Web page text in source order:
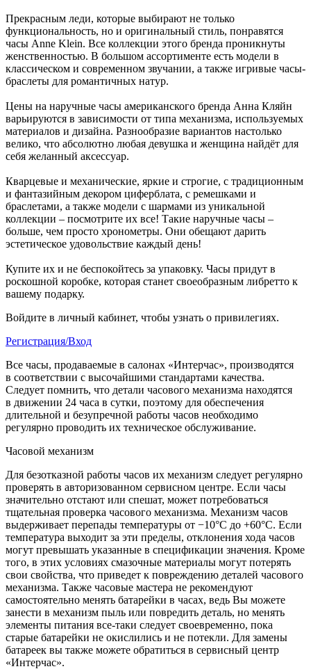
Прекрасным леди, которые выбирают не только
функциональность, но и оригинальный стиль, понравятся
часы Anne Klein. Все коллекции этого бренда проникнуты
женственностью. В большом ассортименте есть модели в
классическом и современном звучании, а также игривые часы-
браслеты для романтичных натур.
Цены на наручные часы американского бренда Анна Кляйн
варьируются в зависимости от типа механизма, используемых
материалов и дизайна. Разнообразие вариантов настолько
велико, что абсолютно любая девушка и женщина найдёт для
себя желанный аксессуар.
Кварцевые и механические, яркие и строгие, с традиционным
и фантазийным декором циферблата, с ремешками и
браслетами, а также модели с шармами из уникальной
коллекции – посмотрите их все! Такие наручные часы –
больше, чем просто хронометры. Они обещают дарить
эстетическое удовольствие каждый день!
Купите их и не беспокойтесь за упаковку. Часы придут в
роскошной коробке, которая станет своеобразным либретто к
вашему подарку.
Войдите в личный кабинет, чтобы узнать о привилегиях.
Регистрация/Вход
Все часы, продаваемые в салонах «Интерчас», производятся
в соответствии с высочайшими стандартами качества.
Следует помнить, что детали часового механизма находятся
в движении 24 часа в сутки, поэтому для обеспечения
длительной и безупречной работы часов необходимо
регулярно проводить их техническое обслуживание.
Часовой механизм
Для безотказной работы часов их механизм следует регулярно
проверять в авторизованном сервисном центре. Если часы
значительно отстают или спешат, может потребоваться
тщательная проверка часового механизма. Механизм часов
выдерживает перепады температуры от −10°C до +60°C. Если
температура выходит за эти пределы, отклонения хода часов
могут превышать указанные в спецификации значения. Кроме
того, в этих условиях смазочные материалы могут потерять
свои свойства, что приведет к повреждению деталей часового
механизма. Также часовые мастера не рекомендуют
самостоятельно менять батарейки в часах, ведь Вы можете
занести в механизм пыль или повредить деталь, но менять
элементы питания все-таки следует своевременно, пока
старые батарейки не окислились и не потекли. Для замены
батареек вы также можете обратиться в сервисный центр
«Интерчас».